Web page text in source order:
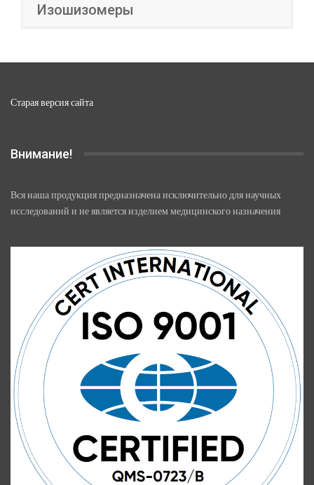
Изошизомеры
Старая версия сайта
Внимание!
Вся наша продукция предназначена исключительно для научных
исследований и не является изделием медицинского назначения